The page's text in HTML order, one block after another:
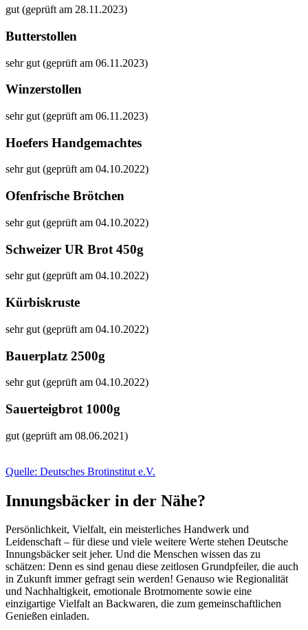
gut (geprüft am 28.11.2023)
Butterstollen
sehr gut (geprüft am 06.11.2023)
Winzerstollen
sehr gut (geprüft am 06.11.2023)
Hoefers Handgemachtes
sehr gut (geprüft am 04.10.2022)
Ofenfrische Brötchen
sehr gut (geprüft am 04.10.2022)
Schweizer UR Brot 450g
sehr gut (geprüft am 04.10.2022)
Kürbiskruste
sehr gut (geprüft am 04.10.2022)
Bauerplatz 2500g
sehr gut (geprüft am 04.10.2022)
Sauerteigbrot 1000g
gut (geprüft am 08.06.2021)
Quelle: Deutsches Brotinstitut e.V.
Innungsbäcker in der Nähe?
Persönlichkeit, Vielfalt, ein meisterliches Handwerk und
Leidenschaft – für diese und viele weitere Werte stehen Deutsche
Innungsbäcker seit jeher. Und die Menschen wissen das zu
schätzen: Denn es sind genau diese zeitlosen Grundpfeiler, die auch
in Zukunft immer gefragt sein werden! Genauso wie Regionalität
und Nachhaltigkeit, emotionale Brotmomente sowie eine
einzigartige Vielfalt an Backwaren, die zum gemeinschaftlichen
Genießen einladen.